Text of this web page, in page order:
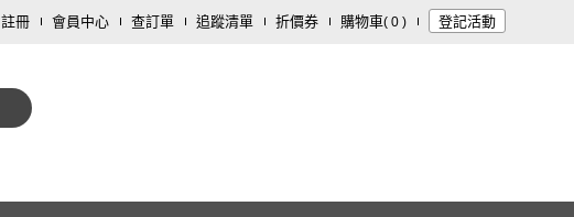
註冊 會員中心 查訂單 追蹤清單 折價券 購物車( 0 ) 登記活動